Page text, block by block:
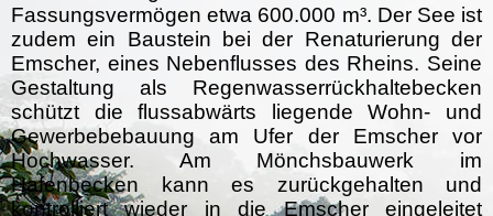
Fassungsvermögen etwa 600.000 m³. Der See ist
zudem ein Baustein bei der Renaturierung der
Emscher, eines Nebenflusses des Rheins. Seine
Gestaltung als Regenwasserrückhaltebecken
schützt die flussabwärts liegende Wohn- und
Gewerbebebauung am Ufer der Emscher vor
Hochwasser. Am Mönchsbauwerk im
Hafenbecken kann es zurückgehalten und
kontrolliert wieder in die Emscher eingeleitet